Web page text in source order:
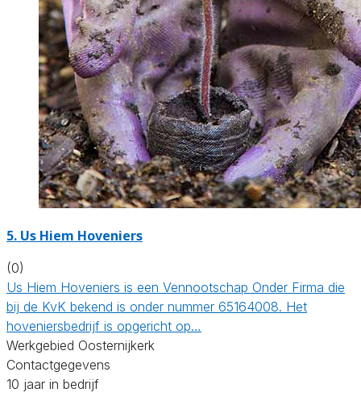
5. Us Hiem Hoveniers
(0)
Us Hiem Hoveniers is een Vennootschap Onder Firma die
bij de KvK bekend is onder nummer 65164008. Het
hoveniersbedrijf is opgericht op…
Werkgebied Oosternijkerk
Contactgegevens
10 jaar in bedrijf